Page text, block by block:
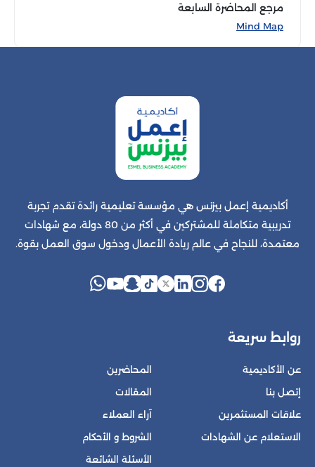
مرجع المحاضرة السابعة
Mind Map
أكاديمية إعمل بيزنس هي مؤسسة تعليمية رائدة تقدم تجربة
تدريبية متكاملة للمشتركين في أكثر من 80 دولة، مع شهادات
معتمدة، للنجاح في عالم ريادة الأعمال ودخول سوق العمل بقوة.
روابط سريعة
عن الأكاديمية
إتصل بنا
علاقات المستثمرين
الاستعلام عن الشهادات
المحاضرين
المقالات
آراء العملاء
الشروط و الأحكام
الأسئلة الشائعة